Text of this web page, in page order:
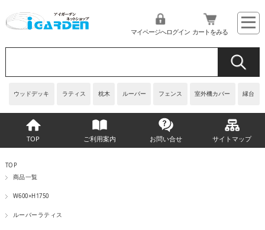
ウッドデッキ ラティス 枕木 ルーバー フェンス 室外機カバー 縁台
マイページへログイン カートをみる
TOP ご利用案内 お問い合せ サイトマップ
TOP
商品一覧
W600×H1750
ルーバーラティス